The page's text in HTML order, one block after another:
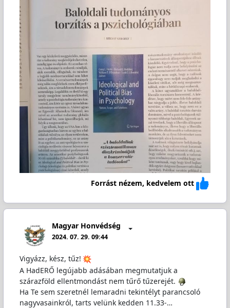
Forrást nézem, kedvelem ott
Magyar Honvédség
2024. 07. 29. 09:44
Vigyázz, kész, tűz!
A HadERŐ legújabb adásában megmutatjuk a
szárazföld ellentmondást nem tűrő tűzerejét.
Ha Te sem szeretnél lemaradni tekintélyt parancsoló
nagyvasainkról, tarts velünk kedden 11.33-…